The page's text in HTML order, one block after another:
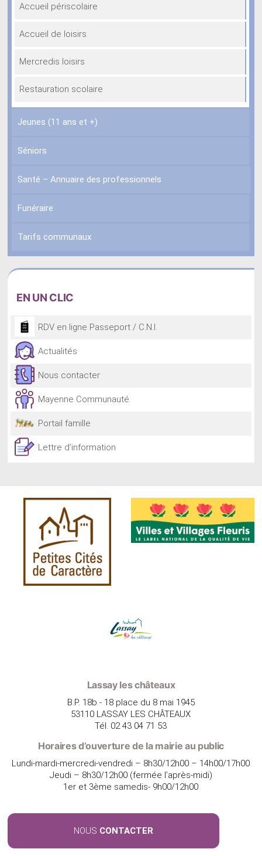
Accueil périscolaire
Accueil de loisirs
Mercredis loisirs
Restauration scolaire
Jeunes (11 ans et +)
Séniors
Santé – Annuaire des professionnels
Funéraire
Tarifs communaux
EN UN CLIC
RDV en ligne Passeport / C.N.I.
Actualités
Nous contacter
Mayenne Communauté
Portail famille
Lettre d’information
Lassay les châteaux
B.P. 18b - 18 place du 8 mai 1945
53110 LASSAY LES CHÂTEAUX
Tél. 02 43 04 71 53
Horaires d’ouverture de la mairie au public
Lundi-mardi-mercredi-vendredi – 8h30/12h00 – 14h00/17h00
Jeudi – 8h30/12h00 (fermée l’après-midi)
1er et 3ème samedis- 9h00/12h00
NOUS CONTACTER